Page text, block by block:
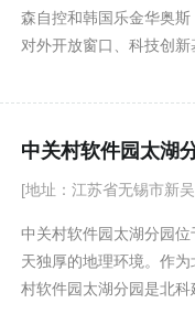
森自控和韩国乐金华奥
对外开放窗口、科技创
园区、国家知识产权试
一系列配套支持。
中关村软件园太湖
[地址：江苏省无锡市新
中关村软件园太湖分园
天独厚的地理环境。作
村软件园太湖分园是北